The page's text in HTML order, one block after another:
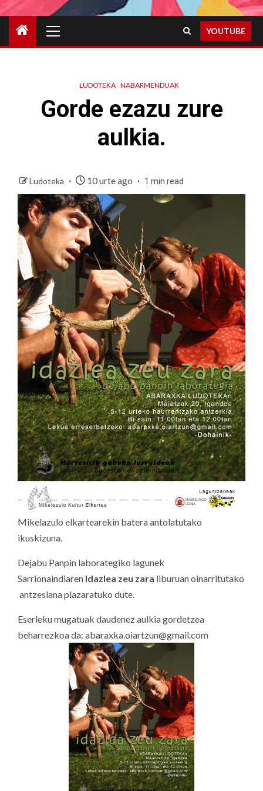
Menu
YOUTUBE
LUDOTEKA NABARMENDUAK
Gorde ezazu zure
aulkia.
Ludoteka 10 urte ago 1 min read
Mikelazulo elkartearekin batera antolatutako
ikuskizuna.
Dejabu Panpin laborategiko lagunek
Sarrionaindiaren Idazlea zeu zara liburuan oinarritutako
antzeslana plazaratuko dute.
Eserleku mugatuak daudenez aulkia gordetzea
beharrezkoa da: abaraxka.oiartzun@gmail.com